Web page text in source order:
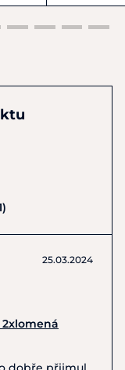
25.03.2024